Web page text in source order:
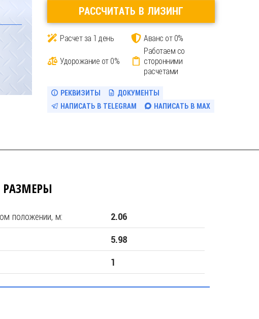
РАССЧИТАТЬ В ЛИЗИНГ
Расчет за 1 день Аванс от 0%
Удорожание от 0%
Работаем со
сторонними
расчетами
РЕКВИЗИТЫ
ДОКУМЕНТЫ
НАПИСАТЬ В TELEGRAM
НАПИСАТЬ В MAX
РАЗМЕРЫ
положении, м: 2.06
5.98
1